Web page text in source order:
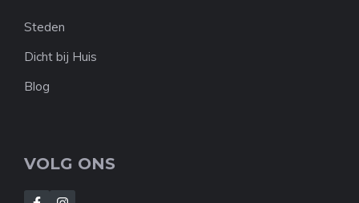
Steden
Dicht bij Huis
Blog
VOLG ONS